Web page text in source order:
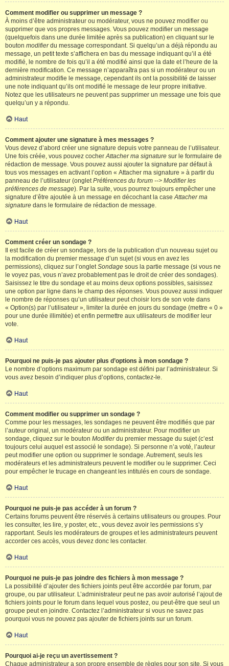
Comment modifier ou supprimer un message ?
À moins d’être administrateur ou modérateur, vous ne pouvez modifier ou
supprimer que vos propres messages. Vous pouvez modifier un message
(quelquefois dans une durée limitée après sa publication) en cliquant sur le
bouton modifierdu message correspondant. Si quelqu’un a déjà répondu au
message, un petit texte s’affichera en bas du message indiquant qu’il a été
modifié, le nombre de fois qu’il a été modifié ainsi que la date et l’heure de la
dernière modification. Ce message n’apparaîtra pas si un modérateur ou un
administrateur modifie le message, cependant ils ont la possibilité de laisser
une note indiquant qu’ils ont modifié le message de leur propre initiative.
Notez que les utilisateurs ne peuvent pas supprimer un message une fois que
quelqu’un y a répondu.
Haut
Comment ajouter une signature à mes messages ?
Vous devez d’abord créer une signature depuis votre panneau de l’utilisateur.
Une fois créée, vous pouvez cocherAttacher ma signature sur le formulaire de
rédaction de message. Vous pouvez aussi ajouter la signature par défaut à
tous vos messages en activant l’option « Attacher ma signature » à partir du
panneau de l’utilisateur (ongletPréférences du forum --> Modifier les
préférences de message). Par la suite, vous pourrez toujours empêcher une
signature d’être ajoutée à un message en décochant la caseAttacher ma
signature dans le formulaire de rédaction de message.
Haut
Comment créer un sondage ?
Il est facile de créer un sondage, lors de la publication d’un nouveau sujet ou
la modification du premier message d’un sujet (si vous en avez les
permissions), cliquez sur l’ongletSondage sous la partie message (si vous ne
le voyez pas, vous n’avez probablement pas le droit de créer des sondages).
Saisissez le titre du sondage et au moins deux options possibles, saisissez
une option par ligne dans le champ des réponses. Vous pouvez aussi indiquer
le nombre de réponses qu’un utilisateur peut choisir lors de son vote dans
« Option(s) par l’utilisateur », limiter la durée en jours du sondage (mettre « 0 »
pour une durée illimitée) et enfin permettre aux utilisateurs de modifier leur
vote.
Haut
Pourquoi ne puis-je pas ajouter plus d’options à mon sondage ?
Le nombre d’options maximum par sondage est défini par l’administrateur. Si
vous avez besoin d’indiquer plus d’options, contactez-le.
Haut
Comment modifier ou supprimer un sondage ?
Comme pour les messages, les sondages ne peuvent être modifiés que par
l’auteur original, un modérateur ou un administrateur. Pour modifier un
sondage, cliquez sur le bouton Modifierdu premier message du sujet (c’est
toujours celui auquel est associé le sondage). Si personne n’a voté, l’auteur
peut modifier une option ou supprimer le sondage. Autrement, seuls les
modérateurs et les administrateurs peuvent le modifier ou le supprimer. Ceci
pour empêcher le trucage en changeant les intitulés en cours de sondage.
Haut
Pourquoi ne puis-je pas accéder à un forum ?
Certains forums peuvent être réservés à certains utilisateurs ou groupes. Pour
les consulter, les lire, y poster, etc., vous devez avoir les permissions s’y
rapportant. Seuls les modérateurs de groupes et les administrateurs peuvent
accorder ces accès, vous devez donc les contacter.
Haut
Pourquoi ne puis-je pas joindre des fichiers à mon message ?
La possibilité d’ajouter des fichiers joints peut être accordée par forum, par
groupe, ou par utilisateur. L’administrateur peut ne pas avoir autorisé l’ajout de
fichiers joints pour le forum dans lequel vous postez, ou peut-être que seul un
groupe peut en joindre. Contactez l’administrateur si vous ne savez pas
pourquoi vous ne pouvez pas ajouter de fichiers joints sur un forum.
Haut
Pourquoi ai-je reçu un avertissement ?
Chaque administrateur a son propre ensemble de règles pour son site. Si vous